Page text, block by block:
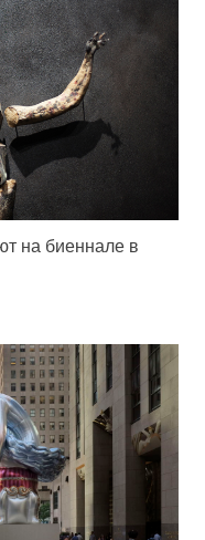
на биеннале в